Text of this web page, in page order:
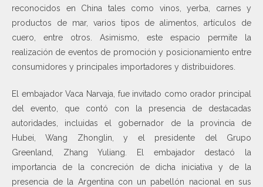
reconocidos en China tales como vinos, yerba, carnes y
productos de mar, varios tipos de alimentos, artículos de
cuero, entre otros. Asimismo, este espacio permite la
realización de eventos de promoción y posicionamiento entre
consumidores y principales importadores y distribuidores.
El embajador Vaca Narvaja, fue invitado como orador principal
del evento, que contó con la presencia de destacadas
autoridades, incluidas el gobernador de la provincia de
Hubei, Wang Zhonglin, y el presidente del Grupo
Greenland, Zhang Yuliang. El embajador destacó la
importancia de la concreción de dicha iniciativa y de la
presencia de la Argentina con un pabellón nacional en sus